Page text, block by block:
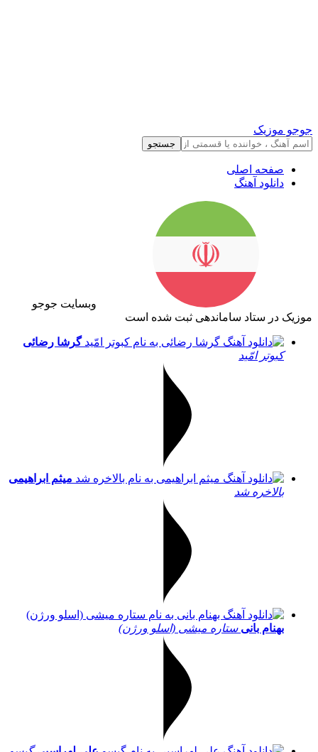
جوجو موزیک
جستجو
صفحه اصلی
دانلود آهنگ
وبسایت جوجو
موزیک در ستاد ساماندهی ثبت شده است
گرشا رضائی
کبوتر امّید
میثم ابراهیمی
بالاخره شد
بهنام بانی ستاره میشی (اسلو ورژن)